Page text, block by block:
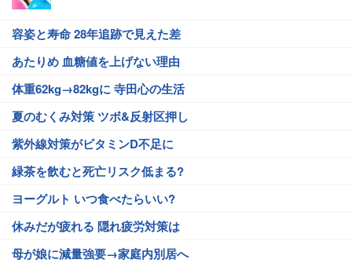
容姿と寿命 28年追跡で見えた差
あたりめ 血糖値を上げない理由
体重62kg→82kgに 寺田心の生活
夏のむくみ対策 ツボ&反射区押し
紫外線対策がビタミンD不足に
緑茶を飲むと死亡リスク低まる?
ヨーグルト いつ食べたらいい?
休みだが疲れる 隠れ疲労対策は
母が娘に減量強要→家庭内別居へ